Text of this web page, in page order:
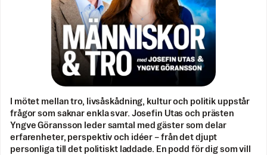
I mötet mellan tro, livsåskådning, kultur och politik uppstår
frågor som saknar enkla svar. Josefin Utas och prästen
Yngve Göransson leder samtal med gäster som delar
erfarenheter, perspektiv och idéer – från det djupt
personliga till det politiskt laddade. En podd för dig som vill